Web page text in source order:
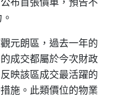
元朗區，過去一年的
成交都屬於今次財政
映該區成交最活躍的
施。此類價位的物業